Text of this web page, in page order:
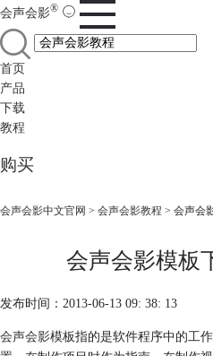
会声会影®
首页
产品
下载
教程
购买
会声会影中文官网 > 会声会影教程 > 会声会
会声会影模板
发布时间：2013-06-13 09: 38: 13
会声会影模板指的是软件程序中的工